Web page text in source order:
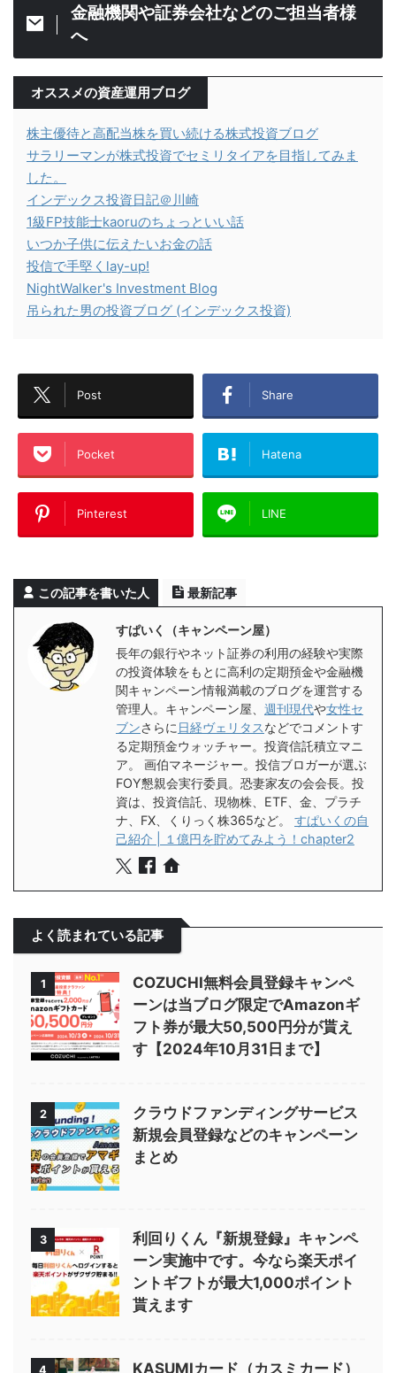
金融機関や証券会社などのご担当者様
へ
オススメの資産運用ブログ
株主優待と高配当株を買い続ける株式投資ブログ
サラリーマンが株式投資でセミリタイアを目指してみま
した。
インデックス投資日記＠川崎
1級FP技能士kaoruのちょっといい話
いつか子供に伝えたいお金の話
投信で手堅くlay-up!
NightWalker's Investment Blog
吊られた男の投資ブログ (インデックス投資)
Post Share
Pocket Hatena
Pinterest LINE
この記事を書いた人 最新記事
すぱいく（キャンペーン屋）
長年の銀行やネット証券の利用の経験や実際
の投資体験をもとに高利の定期預金や金融機
関キャンペーン情報満載のブログを運営する
管理人。キャンペーン屋、 週刊現代や女性セ
ブンさらに 日経ヴェリタスなどでコメントす
る定期預金ウォッチャー。投資信託積立マニ
ア。 画伯マネージャー。投信ブロガーが選ぶ
FOY懇親会実行委員。恐妻家友の会会長。投
資は、投資信託、現物株、ETF、金、プラチ
ナ、FX、くりっく株365など。 すぱいくの自
己紹介 | １億円を貯めてみよう！chapter2
よく読まれている記事
1
COZUCHI無料会員登録キャンペ
ーンは当ブログ限定でAmazonギ
フト券が最大50,500円分が貰え
す【2024年10月31日まで】
2
クラウドファンディングサービス
新規会員登録などのキャンペーン
まとめ
3
利回りくん『新規登録』キャンペ
ーン実施中です。今なら楽天ポイ
ントギフトが最大1,000ポイント
貰えます
4 KASUMIカード（カスミカード）